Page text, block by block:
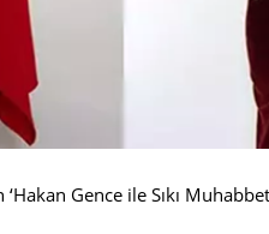
Gence ile Sıkı